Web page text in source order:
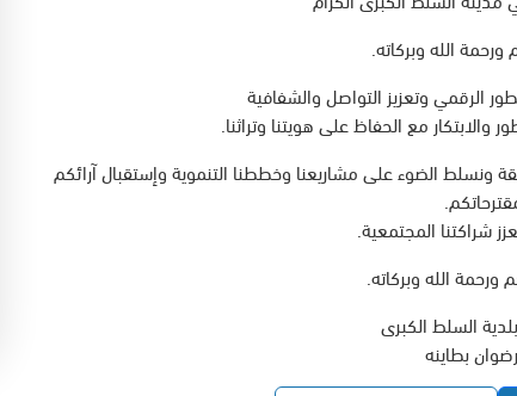
الله وبركاته.
الرقمي وتعزيز التواصل والشفافية
مع الحفاظ على هويتنا وتراثنا.
ونسلط الضوء على مشاريعنا وخططنا التنموية وإستقبال آرائكم
شراكتنا المجتمعية.
ورحمة الله وبركاته.
السلط الكبرى
بطاينه